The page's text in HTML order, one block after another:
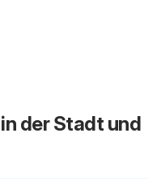
der Stadt und